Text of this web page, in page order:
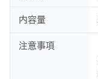
内容量
注意事項